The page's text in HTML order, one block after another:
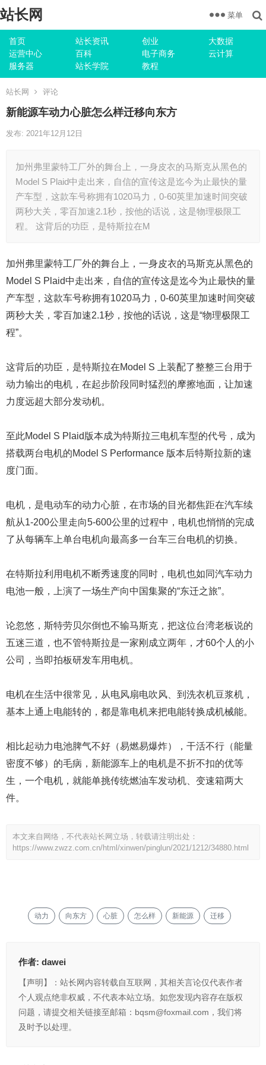
站长网
首页 站长资讯 创业
大数据
运营中心
百科 电子商务
云计算
服务器
站长学院 教程
菜单
站长网 评论
新能源车动力心脏怎么样迁移向东方
发布: 2021年12月12日
加州弗里蒙特工厂外的舞台上，一身皮衣的马斯克从黑色的
Model S Plaid中走出来，自信的宣传这是迄今为止最快的量
产车型，这款车号称拥有1020马力，0-60英里加速时间突破
两秒大关，零百加速2.1秒，按他的话说，这是物理极限工
程。 这背后的功臣，是特斯拉在M
加州弗里蒙特工厂外的舞台上，一身皮衣的马斯克从黑色的
Model S Plaid中走出来，自信的宣传这是迄今为止最快的量
产车型，这款车号称拥有1020马力，0-60英里加速时间突破
两秒大关，零百加速2.1秒，按他的话说，这是“物理极限工
程”。
这背后的功臣，是特斯拉在Model S 上装配了整整三台用于
动力输出的电机，在起步阶段同时猛烈的摩擦地面，让加速
力度远超大部分发动机。
至此Model S Plaid版本成为特斯拉三电机车型的代号，成为
搭载两台电机的Model S Performance 版本后特斯拉新的速
度门面。
电机，是电动车的动力心脏，在市场的目光都焦距在汽车续
航从1-200公里走向5-600公里的过程中，电机也悄悄的完成
了从每辆车上单台电机向最高多一台车三台电机的切换。
在特斯拉利用电机不断秀速度的同时，电机也如同汽车动力
电池一般，上演了一场生产向中国集聚的“东迁之旅”。
论忽悠，斯特劳贝尔倒也不输马斯克，把这位台湾老板说的
五迷三道，也不管特斯拉是一家刚成立两年，才60个人的小
公司，当即拍板研发车用电机。
电机在生活中很常见，从电风扇电吹风、到洗衣机豆浆机，
基本上通上电能转的，都是靠电机来把电能转换成机械能。
相比起动力电池脾气不好（易燃易爆炸），干活不行（能量
密度不够）的毛病，新能源车上的电机是不折不扣的优等
生，一个电机，就能单挑传统燃油车发动机、变速箱两大
件。
本文来自网络，不代表站长网立场，转载请注明出处：
https://www.zwzz.com.cn/html/xinwen/pinglun/2021/1212/34880.html
动力 向东方 心脏 怎么样 新能源 迁移
作者: dawei
【声明】：站长网内容转载自互联网，其相关言论仅代表作者
个人观点绝非权威，不代表本站立场。如您发现内容存在版权
问题，请提交相关链接至邮箱：bqsm@foxmail.com，我们将
及时予以处理。